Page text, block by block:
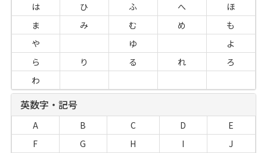
は
ひ ふ へ
ほ
ま
み む め
も
や
ゆ
よ
ら
り る れ
ろ
わ
英数字・記号
A B C D
E
F
G H I
J